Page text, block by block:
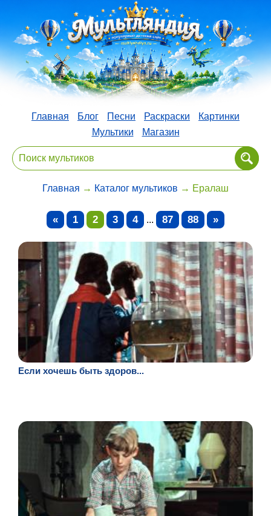
Главная Блог Песни Раскраски
Картинки
Мультики
Магазин
Главная → Каталог мультиков → Ералаш
« 1 2 3 4 ... 87 88 »
Если хочешь быть здоров...